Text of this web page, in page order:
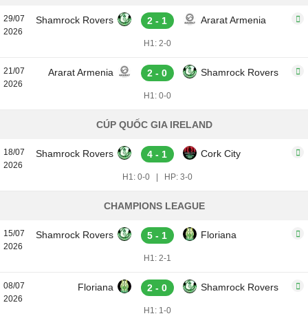
29/07
2026
Shamrock Rovers 2 - 1 Ararat Armenia
H1: 2-0
21/07
2026
Ararat Armenia 2 - 0 Shamrock Rovers
H1: 0-0
CÚP QUỐC GIA IRELAND
18/07
2026
Shamrock Rovers 4 - 1 Cork City
H1: 0-0 HP: 3-0
CHAMPIONS LEAGUE
15/07
2026
Shamrock Rovers 5 - 1 Floriana
H1: 2-1
08/07
2026
Floriana 2 - 0 Shamrock Rovers
H1: 1-0